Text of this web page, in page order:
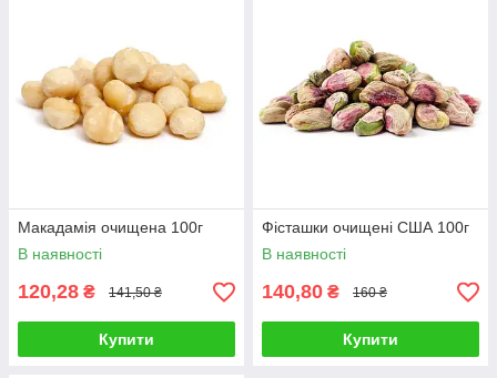
Макадамія очищена 100г
В наявності
120,28 ₴ 141,50 ₴
Купити
Фісташки очищені США 100г
В наявності
140,80 ₴ 160 ₴
Купити